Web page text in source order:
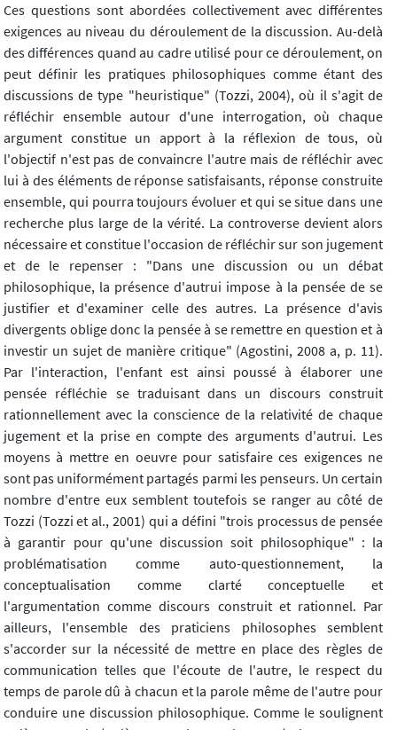
Ces questions sont abordées collectivement avec différentes
exigences au niveau du déroulement de la discussion. Au-delà
des différences quand au cadre utilisé pour ce déroulement, on
peut définir les pratiques philosophiques comme étant des
discussions de type "heuristique" (Tozzi, 2004), où il s'agit de
réfléchir ensemble autour d'une interrogation, où chaque
argument constitue un apport à la réflexion de tous, où
l'objectif n'est pas de convaincre l'autre mais de réfléchir avec
lui à des éléments de réponse satisfaisants, réponse construite
ensemble, qui pourra toujours évoluer et qui se situe dans une
recherche plus large de la vérité. La controverse devient alors
nécessaire et constitue l'occasion de réfléchir sur son jugement
et de le repenser : "Dans une discussion ou un débat
philosophique, la présence d'autrui impose à la pensée de se
justifier et d'examiner celle des autres. La présence d'avis
divergents oblige donc la pensée à se remettre en question et à
investir un sujet de manière critique" (Agostini, 2008 a, p. 11).
Par l'interaction, l'enfant est ainsi poussé à élaborer une
pensée réfléchie se traduisant dans un discours construit
rationnellement avec la conscience de la relativité de chaque
jugement et la prise en compte des arguments d'autrui. Les
moyens à mettre en oeuvre pour satisfaire ces exigences ne
sont pas uniformément partagés parmi les penseurs. Un certain
nombre d'entre eux semblent toutefois se ranger au côté de
Tozzi (Tozzi et al., 2001) qui a défini "trois processus de pensée
à garantir pour qu'une discussion soit philosophique" : la
problématisation comme auto-questionnement, la
conceptualisation comme clarté conceptuelle et
l'argumentation comme discours construit et rationnel. Par
ailleurs, l'ensemble des praticiens philosophes semblent
s'accorder sur la nécessité de mettre en place des règles de
communication telles que l'écoute de l'autre, le respect du
temps de parole dû à chacun et la parole même de l'autre pour
conduire une discussion philosophique. Comme le soulignent